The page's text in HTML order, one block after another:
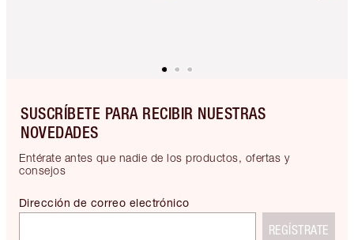
SUSCRÍBETE PARA RECIBIR NUESTRAS
NOVEDADES
Entérate antes que nadie de los productos, ofertas y
consejos
Dirección de correo electrónico
REGÍSTRATE